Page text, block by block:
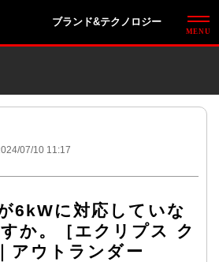
ブランド&テクノロジー
07/10 11:17
6kWに対応していな
か。［エクリプス ク
アウトランダー